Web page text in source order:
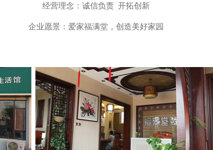
经营理念：诚信负责 开拓创新
企业愿景：爱家福满堂，创造美好家园